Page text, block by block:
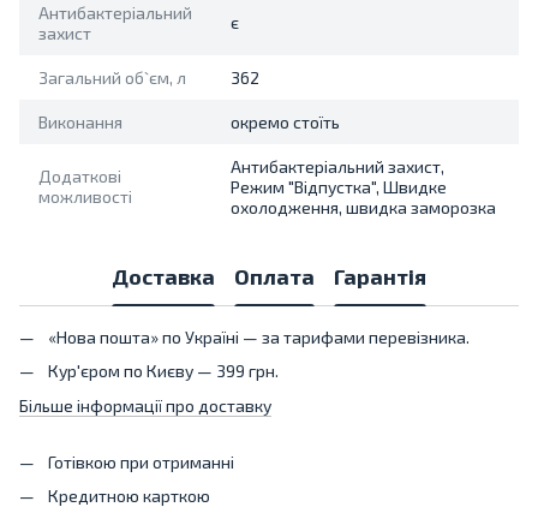
Антибактеріальний
захист
є
Загальний об`єм, л 362
Виконання окремо стоїть
Додаткові
можливості
Антибактеріальний захист,
Режим "Відпустка", Швидке
охолодження, швидка заморозка
Доставка Оплата Гарантія
«Нова пошта» по Україні — за тарифами перевізника.
Кур'єром по Києву — 399 грн.
Більше інформації про доставку
Готівкою при отриманні
Кредитною карткою